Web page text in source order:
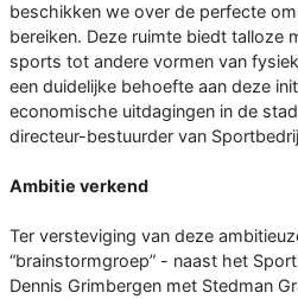
beschikken we over de perfecte
bereiken. Deze ruimte biedt talloze
sports tot andere vormen van
een duidelijke behoefte aan deze
economische uitdagingen in de
directeur-bestuurder van
Ambitie verkend
Ter versteviging van deze
“brainstormgroep” - naast het
Dennis Grimbergen met Stedman